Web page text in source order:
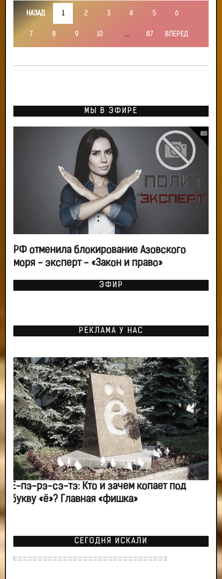
НАЗАД 1 2 3 4 5 6
7 8 9 10 ... 87 ВПЕРЕД
МЫ В ЭФИРЕ
РФ отменила блокирование Азовского
моря - эксперт - «Закон и право»
ЭФИР
РЕКЛАМА У НАС
Ё-пэ-рэ-сэ-тэ: Кто и зачем копает под
букву «ё»? Главная «фишка»
СЕГОДНЯ ИСКАЛИ